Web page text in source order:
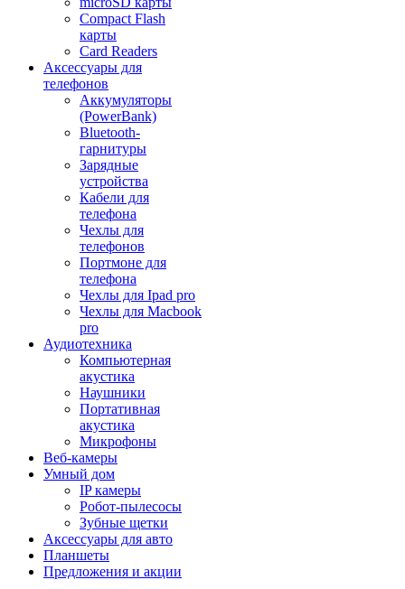
Compact Flash
карты
Card Readers
Аксессуары для
телефонов
Аккумуляторы
(PowerBank)
Bluetooth-
гарнитуры
Зарядные
устройства
Кабели для
телефона
Чехлы для
телефонов
Портмоне для
телефона
Чехлы для Ipad pro
Чехлы для Macbook
pro
Аудиотехника
Компьютерная
акустика
Наушники
Портативная
акустика
Микрофоны
Веб-камеры
Умный дом
IP камеры
Робот-пылесосы
Зубные щетки
Аксессуары для авто
Планшеты
Предложения и акции